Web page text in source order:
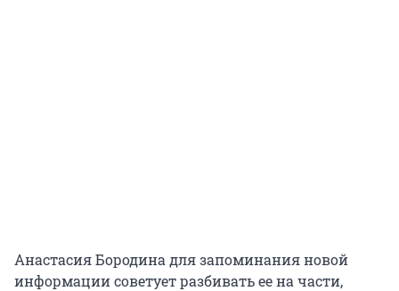
Анастасия Бородина для запоминания новой
информации советует разбивать ее на части,